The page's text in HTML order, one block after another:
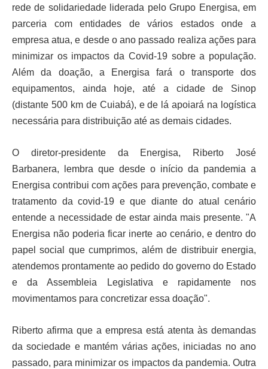
rede de solidariedade liderada pelo Grupo Energisa, em
parceria com entidades de vários estados onde a
empresa atua, e desde o ano passado realiza ações para
minimizar os impactos da Covid-19 sobre a população.
Além da doação, a Energisa fará o transporte dos
equipamentos, ainda hoje, até a cidade de Sinop
(distante 500 km de Cuiabá), e de lá apoiará na logística
necessária para distribuição até as demais cidades.
O diretor-presidente da Energisa, Riberto José
Barbanera, lembra que desde o início da pandemia a
Energisa contribui com ações para prevenção, combate e
tratamento da covid-19 e que diante do atual cenário
entende a necessidade de estar ainda mais presente. "A
Energisa não poderia ficar inerte ao cenário, e dentro do
papel social que cumprimos, além de distribuir energia,
atendemos prontamente ao pedido do governo do Estado
e da Assembleia Legislativa e rapidamente nos
movimentamos para concretizar essa doação".
Riberto afirma que a empresa está atenta às demandas
da sociedade e mantém várias ações, iniciadas no ano
passado, para minimizar os impactos da pandemia. Outra